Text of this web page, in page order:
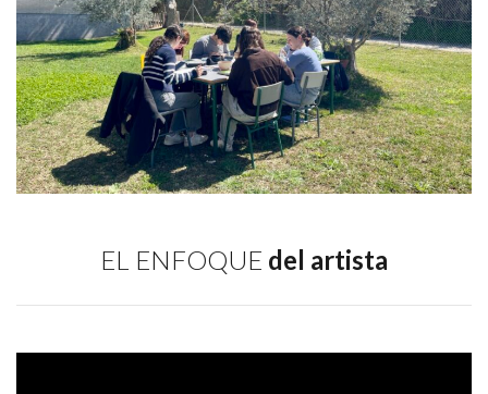
EL ENFOQUE del artista